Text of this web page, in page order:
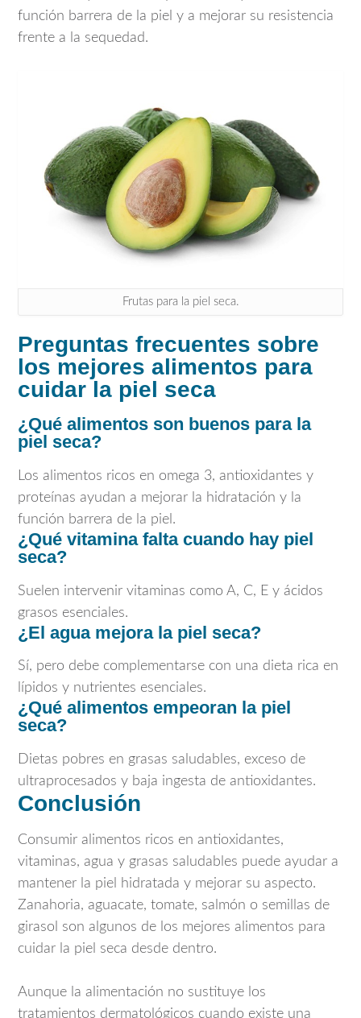
función barrera de la piel y a mejorar su resistencia
frente a la sequedad.
Frutas para la piel seca.
Preguntas frecuentes sobre
los mejores alimentos para
cuidar la piel seca
¿Qué alimentos son buenos para la
piel seca?
Los alimentos ricos en omega 3, antioxidantes y
proteínas ayudan a mejorar la hidratación y la
función barrera de la piel.
¿Qué vitamina falta cuando hay piel
seca?
Suelen intervenir vitaminas como A, C, E y ácidos
grasos esenciales.
¿El agua mejora la piel seca?
Sí, pero debe complementarse con una dieta rica en
lípidos y nutrientes esenciales.
¿Qué alimentos empeoran la piel
seca?
Dietas pobres en grasas saludables, exceso de
ultraprocesados y baja ingesta de antioxidantes.
Conclusión
Consumir alimentos ricos en antioxidantes,
vitaminas, agua y grasas saludables puede ayudar a
mantener la piel hidratada y mejorar su aspecto.
Zanahoria, aguacate, tomate, salmón o semillas de
girasol son algunos de los mejores alimentos para
cuidar la piel seca desde dentro.
Aunque la alimentación no sustituye los
tratamientos dermatológicos cuando existe una